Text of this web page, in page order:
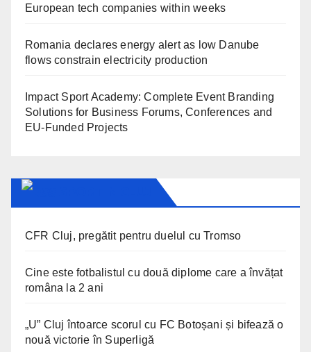
European tech companies within weeks
Romania declares energy alert as low Danube
flows constrain electricity production
Impact Sport Academy: Complete Event Branding
Solutions for Business Forums, Conferences and
EU-Funded Projects
CFR Cluj, pregătit pentru duelul cu Tromso
Cine este fotbalistul cu două diplome care a învățat
româna la 2 ani
„U” Cluj întoarce scorul cu FC Botoșani și bifează o
nouă victorie în Superligă